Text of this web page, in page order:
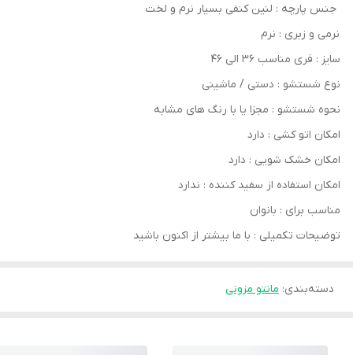
جنس پارچه : لنین کنفی بسیار نرم و لخت
نرمی و زبری : نرم
سایز : فری مناسب 36 الی 46
نوع شستشو : دستی / ماشینی
نحوه شستشو : مجزا یا با رنگ های مشابه
امکان اتو کشی : دارد
امکان خشک‌ شویی : دارد
امکان استفاده از سفید کننده : ندارد
مناسب برای : بانوان
توضیحات تکمیلی : با ما بیشتر از اکنون باشید
دسته‌بندی: مانتو مزونی